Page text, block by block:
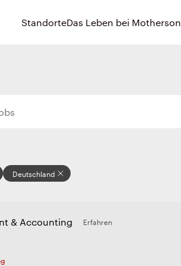
StandorteDas Leben bei Motherson
Deutschland
& Accounting Erfahren